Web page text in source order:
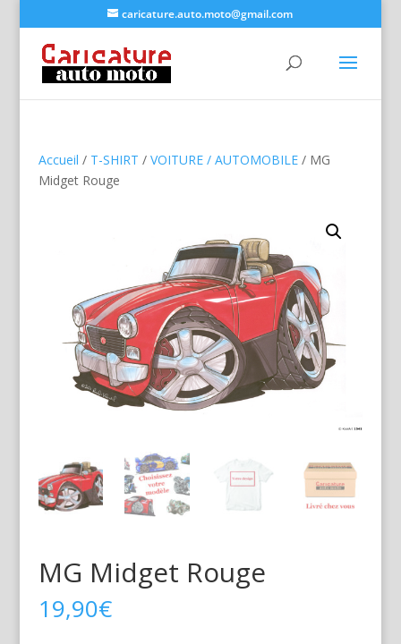
caricature.auto.moto@gmail.com
Accueil / T-SHIRT / VOITURE / AUTOMOBILE/ MG
Midget Rouge
MG Midget Rouge
19,90€